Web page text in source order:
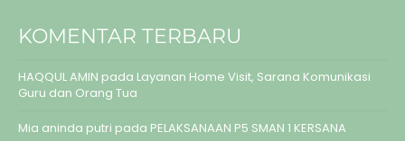
KOMENTAR TERBARU
HAQQUL AMIN pada Layanan Home Visit, Sarana Komunikasi
Guru dan Orang Tua
Mia aninda putri pada PELAKSANAAN P5 SMAN 1 KERSANA